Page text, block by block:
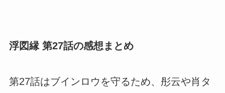
浮図縁 第27話の感想まとめ
第27話はブインロウを守るため、彤云や肖タ